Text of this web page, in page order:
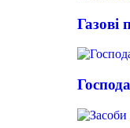
Газові